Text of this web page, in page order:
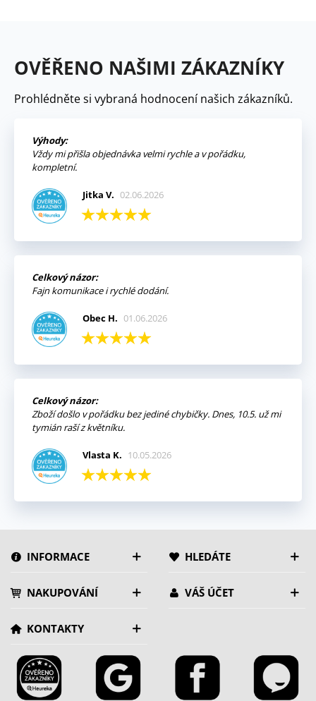
OVĚŘENO NAŠIMI ZÁKAZNÍKY
Prohlédněte si vybraná hodnocení našich zákazníků.
Výhody:
Vždy mi přišla objednávka velmi rychle a v pořádku,
kompletní.
Jitka V. 02.06.2026
Celkový názor:
Fajn komunikace i rychlé dodání.
Obec H. 01.06.2026
Celkový názor:
Zboží došlo v pořádku bez jediné chybičky. Dnes, 10.5. už mi
tymián raší z květníku.
Vlasta K. 10.05.2026
INFORMACE HLEDÁTE
NAKUPOVÁNÍ VÁŠ ÚČET
KONTAKTY